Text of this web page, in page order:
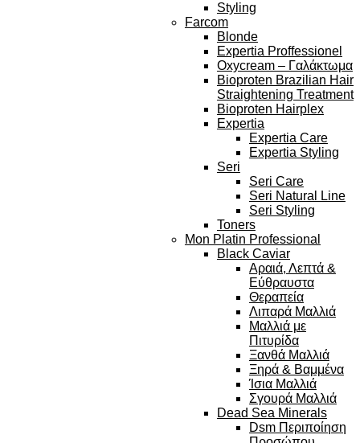
Styling
Farcom
Blonde
Expertia Proffessionel
Oxycream – Γαλάκτωμα
Bioproten Brazilian Hair
Straightening Treatment
Bioproten Hairplex
Expertia
Expertia Care
Expertia Styling
Seri
Seri Care
Seri Natural Line
Seri Styling
Toners
Mon Platin Professional
Black Caviar
Αραιά, Λεπτά &
Εύθραυστα
Θεραπεία
Λιπαρά Μαλλιά
Μαλλιά με
Πιτυρίδα
Ξανθά Μαλλιά
Ξηρά & Βαμμένα
Ίσια Μαλλιά
Σγουρά Μαλλιά
Dead Sea Minerals
Dsm Περιποίηση